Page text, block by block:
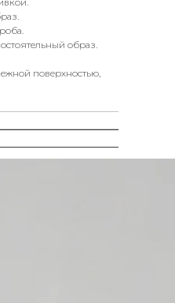
образ.
поверхностью,